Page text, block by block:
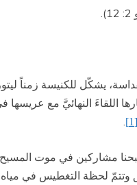
يشكّل للكنيسة زمناً
اللقاءَ النهائيَّ مع
[1]
.
مشاركين في موت
وتتمّ لحظة التغطيس في